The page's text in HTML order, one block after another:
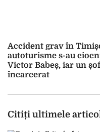
Accident grav în
autoturisme s-au
Victor Babeș, iar un
încarcerat
Citiți ultimele